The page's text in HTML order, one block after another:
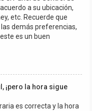
a su ubicación,
etc. Recuerde que
demás preferencias,
es un buen
¡pero la hora sigue
es correcta y la hora